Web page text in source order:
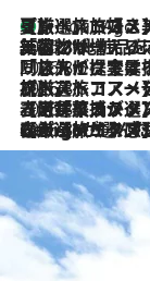
1 Hour Ago
【厳選旅コスメ】「多機能アイテムがメイン！」旅好き美容エディターが選んだ夏旅ベストコスメを発表【Mサイズジップ】
2026.8.6
「荷物が増えるほど旅ストレスは増す」美容ジャーナリストがたどり着いた最終結論。“化粧品を劇的に減らす”感動の凝縮美容とは
2026.8.6
「旅先には金髪ウィッグを持参」日本と同じメ
2026.8.6
【厳選旅コスメ】「身軽さ＆UV対策重視！」ヘアアーティストshucoが選んだ夏旅ベストコスメを発表【Mサイズジップ】
2026.8.5
【厳選旅コスメ】国内をあちこち移動する河井菜摘が選んだ夏旅ベストコスメ発表！「リラックスアイテムは
2026.8.4
【厳選旅コスメ】「紫外線＆乾燥対策しながらメイク感も！」ヘア＆メイクGeorgeが選ん